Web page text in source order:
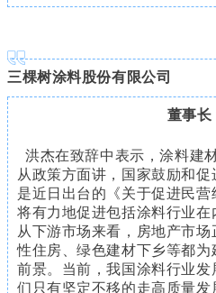
三棵树涂料股份有限公司
董事长
洪杰在致辞中表示，涂料建
从政策方面讲，国家鼓励和
是近日出台的《关于促进民
将有力地促进包括涂料行业在
从下游市场来看，房地产市
性住房、绿色建材下乡等都
前景。当前，我国涂料行业
们只有坚定不移的走高质量